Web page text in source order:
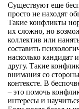
Существуют еще
просто не находят
Такие конфликты
их сложно, но
коллектив или
составить
насколько кандидат
другу. Такие
внимания со
контексте. В
– это помочь
интересы и